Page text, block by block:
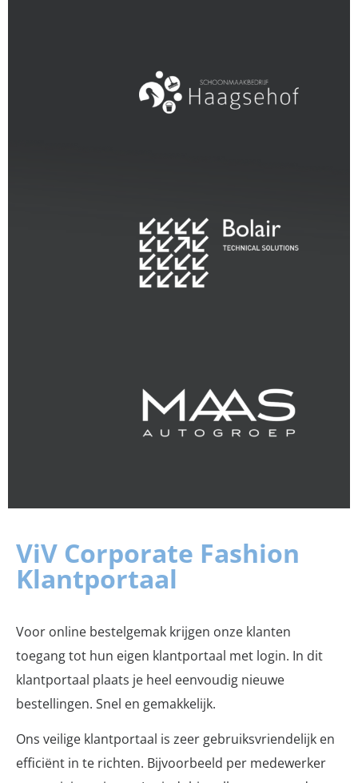
ViV Corporate Fashion
Klantportaal
Voor online bestelgemak krijgen onze klanten
toegang tot hun eigen klantportaal met login. In dit
klantportaal plaats je heel eenvoudig nieuwe
bestellingen. Snel en gemakkelijk.
Ons veilige klantportaal is zeer gebruiksvriendelijk en
efficiënt in te richten. Bijvoorbeeld per medewerker